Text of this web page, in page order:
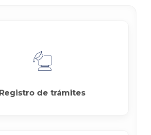
Registro de trámites